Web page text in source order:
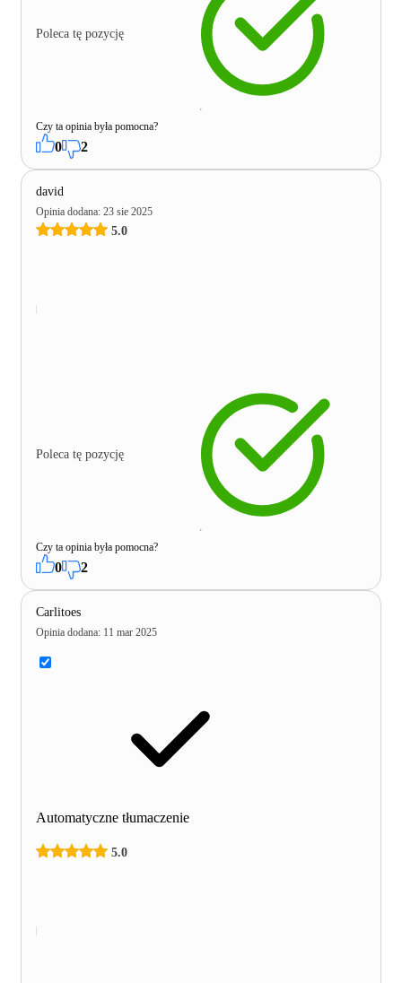
Poleca tę pozycję
Czy ta opinia była pomocna?
0 2
david
Opinia dodana: 23 sie 2025
5.0
Poleca tę pozycję
Czy ta opinia była pomocna?
0 2
Carlitoes
Opinia dodana: 11 mar 2025
Automatyczne tłumaczenie
5.0